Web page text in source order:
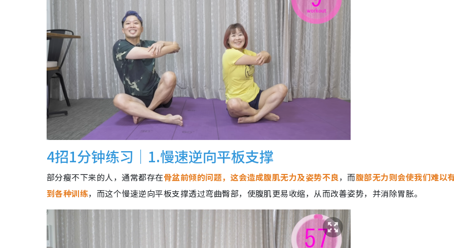
4招1分钟练习｜1.慢速逆向平板支撑
部分瘦不下来的人，通常都存在骨盆前倾的问题，这会造成腹肌无力及姿势不良，而腹部无力则会使我们难以
到各种训练，而这个慢速逆向平板支撑透过弯曲臀部，使腹肌更易收缩，从而改善姿势，并消除胃胀。